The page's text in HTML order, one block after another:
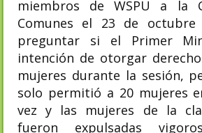
miembros de WSPU a la
Comunes el 23 de octubre
preguntar si el Primer
intención de otorgar
mujeres durante la sesión,
solo permitió a 20 mujeres
vez y las mujeres de la
fueron expulsadas